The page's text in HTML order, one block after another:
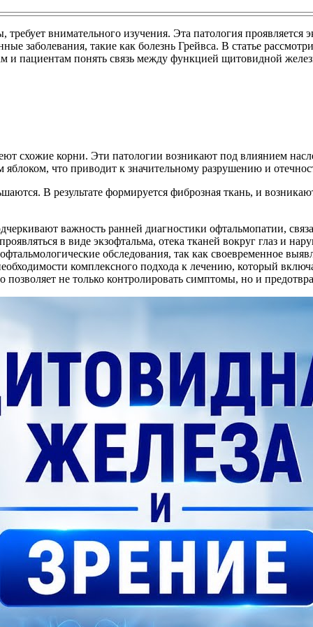
внимательного изучения. Эта патология
заболевания, такие как болезнь Грейвса. В статье
пациентам понять связь между функцией щитовидной
схожие корни. Эти патологии возникают под влиянием
что приводит к значительному разрушению и
В результате формируется фиброзная ткань, и
важность ранней диагностики офтальмопатии,
в виде экзофтальма, отека тканей вокруг глаз и
обследования, так как своевременное
комплексного подхода к лечению, который
не только контролировать симптомы, но и